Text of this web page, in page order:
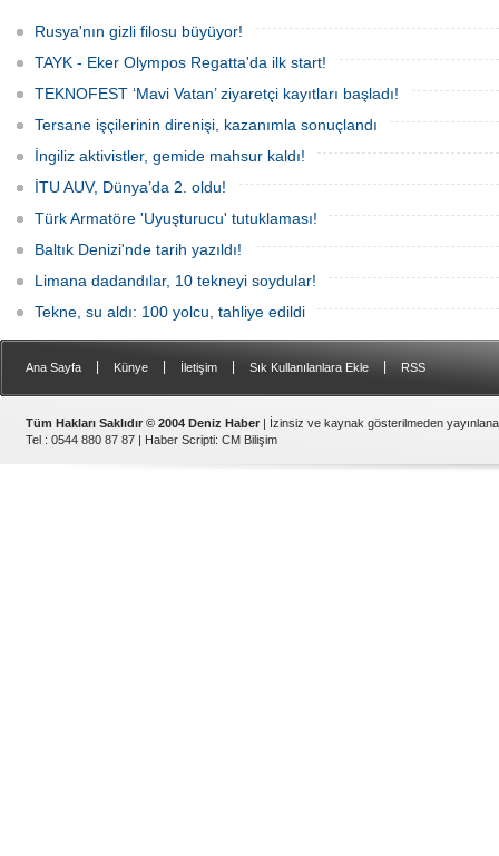
amacıyla kullanılmaya devam ediyor.
Rusya'nın gizli filosu büyüyor!
TAYK - Eker Olympos Regatta'da ilk start!
TEKNOFEST ‘Mavi Vatan’ ziyaretçi kayıtları başladı!
Tersane işçilerinin direnişi, kazanımla sonuçlandı
İngiliz aktivistler, gemide mahsur kaldı!
İTU AUV, Dünya’da 2. oldu!
Türk Armatöre 'Uyuşturucu' tutuklaması!
Baltık Denizi'nde tarih yazıldı!
Limana dadandılar, 10 tekneyi soydular!
Tekne, su aldı: 100 yolcu, tahliye edildi
Ana Sayfa Künye İletişim Sık Kullanılanlara Ekle RSS
Tüm Hakları Saklıdır © 2004 Deniz Haber | İzinsiz ve kaynak gösterilmeden
Tel : 0544 880 87 87 | Haber Scripti: CM Bilişim